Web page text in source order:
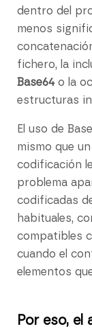
dentro del
menos
fichero, la
Base64o la
estructuras
El uso de
mismo que
codificación
problema
codificadas
habituales,
compatibles
cuando el
elementos
Por eso, el